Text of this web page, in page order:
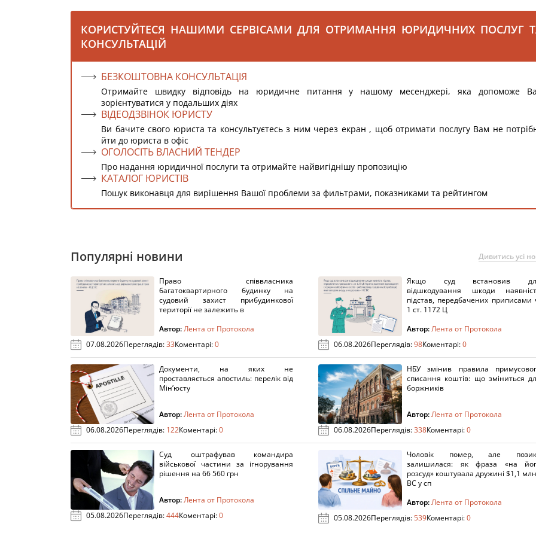
КОРИСТУЙТЕСЯ НАШИМИ СЕРВІСАМИ ДЛЯ ОТРИМАННЯ ЮРИДИЧНИХ ПОСЛУГ
КОНСУЛЬТАЦІЙ
БЕЗКОШТОВНА КОНСУЛЬТАЦІЯ
Отримайте швидку відповідь на юридичне питання у нашому месенджері, яка допоможе
зорієнтуватися у подальших діях
ВІДЕОДЗВІНОК ЮРИСТУ
Ви бачите свого юриста та консультуєтесь з ним через екран , щоб отримати послугу Вам не
йти до юриста в офіс
ОГОЛОСІТЬ ВЛАСНИЙ ТЕНДЕР
Про надання юридичної послуги та отримайте найвигіднішу пропозицію
КАТАЛОГ ЮРИСТІВ
Пошук виконавця для вирішення Вашої проблеми за фильтрами, показниками та рейтингом
Популярні новини Дивитись усі
Право співвласника
багатоквартирного будинку на
судовий захист прибудинкової
території не залежить в
Автор:Лента от Протокола
07.08.2026Переглядів:33Коментарі:0
Якщо суд встановив
відшкодування шкоди
підстав, передбачених приписами
1 ст. 1172 Ц
Автор:Лента от Протокола
06.08.2026Переглядів:98Коментарі:0
Документи, на яких не
проставляється апостиль: перелік від
Мін’юсту
Автор:Лента от Протокола
06.08.2026Переглядів: 122Коментарі:0
НБУ змінив правила
списання коштів: що зміниться
боржників
Автор:Лента от Протокола
06.08.2026Переглядів:338Коментарі:0
Суд оштрафував командира
військової частини за ігнорування
рішення на 66 560 грн
Автор:Лента от Протокола
05.08.2026Переглядів:444Коментарі:0
Чоловік помер, але
залишилася: як фраза «на
розсуд» коштувала дружині $1,1
ВС у сп
Автор:Лента от Протокола
05.08.2026Переглядів:539Коментарі:0